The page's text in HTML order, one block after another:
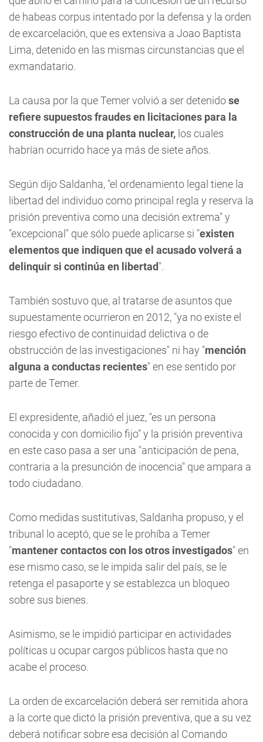
de habeas corpus intentado por la defensa y la orden
de excarcelación, que es extensiva a Joao Baptista
Lima, detenido en las mismas circunstancias que el
exmandatario.
La causa por la que Temer volvió a ser detenidose
refiere supuestos fraudes en licitaciones para la
construcción de una planta nuclear, los cuales
habrían ocurrido hace ya más de siete años.
Según dijo Saldanha, "el ordenamiento legal tiene la
libertad del individuo como principal regla y reserva la
prisión preventiva como una decisión extrema" y
"excepcional" que sólo puede aplicarse si "existen
elementos que indiquen que el acusado volverá a
delinquir si continúa en libertad".
También sostuvo que, al tratarse de asuntos que
supuestamente ocurrieron en 2012, "ya no existe el
riesgo efectivo de continuidad delictiva o de
obstrucción de las investigaciones" ni hay "mención
alguna a conductas recientes" en ese sentido por
parte de Temer.
El expresidente, añadió el juez, "es un persona
conocida y con domicilio fijo" y la prisión preventiva
en este caso pasa a ser una "anticipación de pena,
contraria a la presunción de inocencia" que ampara a
todo ciudadano.
Como medidas sustitutivas, Saldanha propuso, y el
tribunal lo aceptó, que se le prohíba a Temer
"mantener contactos con los otros investigados" en
ese mismo caso, se le impida salir del país, se le
retenga el pasaporte y se establezca un bloqueo
sobre sus bienes.
Asimismo, se le impidió participar en actividades
políticas u ocupar cargos públicos hasta que no
acabe el proceso.
La orden de excarcelación deberá ser remitida ahora
a la corte que dictó la prisión preventiva, que a su vez
deberá notificar sobre esa decisión al Comando